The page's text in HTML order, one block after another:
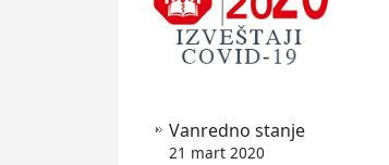
Vanredno stanje
21 mart 2020